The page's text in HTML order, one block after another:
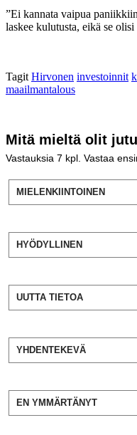
”Ei kannata vaipua
laskee kulutusta, eikä se
Tagit Hirvonen investoinnit
maailmantalous
Mitä mieltä olit
Vastauksia 7 kpl. Vastaa
MIELENKIINTOINEN
HYÖDYLLINEN
UUTTA TIETOA
YHDENTEKEVÄ
EN YMMÄRTÄNYT